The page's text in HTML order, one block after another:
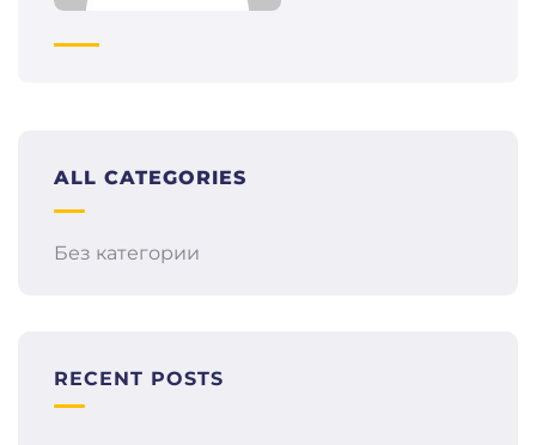
ALL CATEGORIES
Без категории
RECENT POSTS